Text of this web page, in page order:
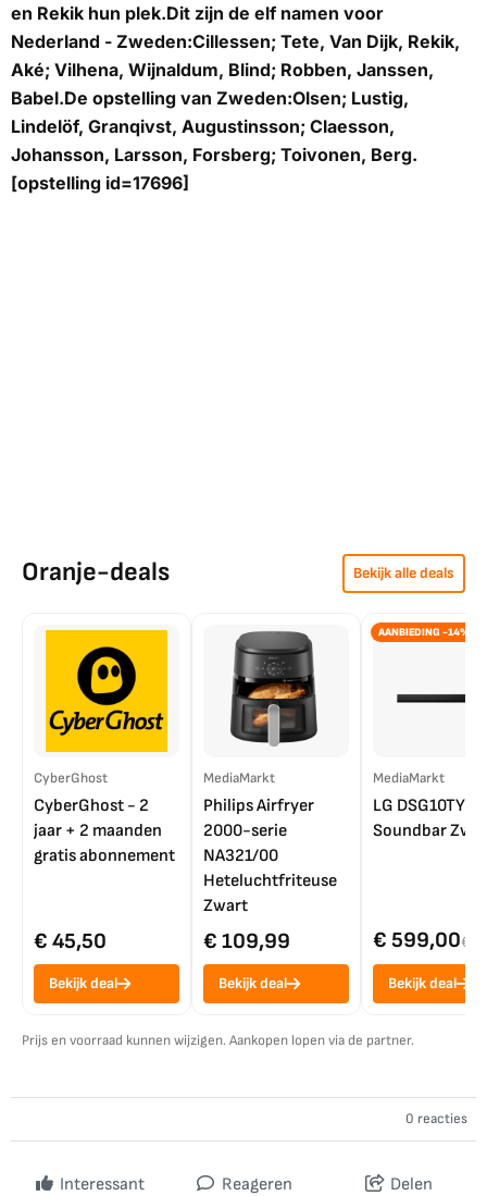
en Rekik hun plek.Dit zijn de elf namen voor
Nederland - Zweden:Cillessen; Tete, Van Dijk, Rekik,
Aké; Vilhena, Wijnaldum, Blind; Robben, Janssen,
Babel.De opstelling van Zweden:Olsen; Lustig,
Lindelöf, Granqivst, Augustinsson; Claesson,
Johansson, Larsson, Forsberg; Toivonen, Berg.
[opstelling id=17696]
Oranje-deals Bekijk alle deals
CyberGhost
CyberGhost - 2
jaar + 2 maanden
gratis abonnement
€ 45,50
Bekijk deal
MediaMarkt
Philips Airfryer
2000-serie
NA321/00
Heteluchtfriteuse
Zwart
€ 109,99
Bekijk deal
AANBIEDING -14%
MediaMarkt
LG DSG10TY
Soundbar
€ 599,00€
Bekijk deal
Prijs en voorraad kunnen wijzigen. Aankopen lopen via de partner.
0 reacties
Interessant Reageren Delen